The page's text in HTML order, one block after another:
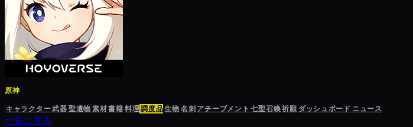
原神
キャラクター武器聖遺物素材書籍料理調度品生物名刺 アチーブメント 七聖召喚祈願 ダッシュボード ニュース
一覧に戻る